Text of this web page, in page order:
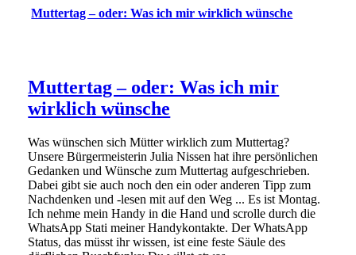
Muttertag – oder: Was ich mir wirklich wünsche
Muttertag – oder: Was ich mir
wirklich wünsche
Was wünschen sich Mütter wirklich zum Muttertag?
Unsere Bürgermeisterin Julia Nissen hat ihre persönlichen
Gedanken und Wünsche zum Muttertag aufgeschrieben.
Dabei gibt sie auch noch den ein oder anderen Tipp zum
Nachdenken und -lesen mit auf den Weg ... Es ist Montag.
Ich nehme mein Handy in die Hand und scrolle durch die
WhatsApp Stati meiner Handykontakte. Der WhatsApp
Status, das müsst ihr wissen, ist eine feste Säule des